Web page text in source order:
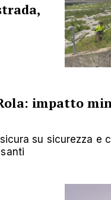
impatto
su sicurezza e